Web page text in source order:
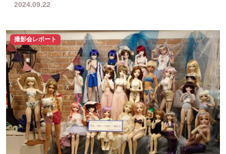
2024.09.22
撮影会レポート